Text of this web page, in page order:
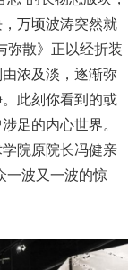
万顷波涛突然就
弥散》正以经折装
浓及淡，逐渐弥
此刻你看到的或
足的内心世界。
院原院长冯健亲
一波又一波的惊